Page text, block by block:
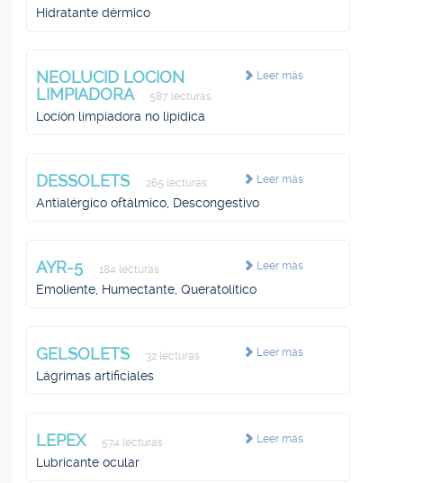
Hidratante dérmico
Leer más
NEOLUCID LOCION
LIMPIADORA
587 lecturas
Loción limpiadora no lipídica
Leer más
DESSOLETS 265 lecturas
Antialérgico oftálmico, Descongestivo
Leer más
AYR-5 184 lecturas
Emoliente, Humectante, Queratolítico
Leer más
GELSOLETS 32 lecturas
Lágrimas artificiales
Leer más
LEPEX 574 lecturas
Lubricante ocular